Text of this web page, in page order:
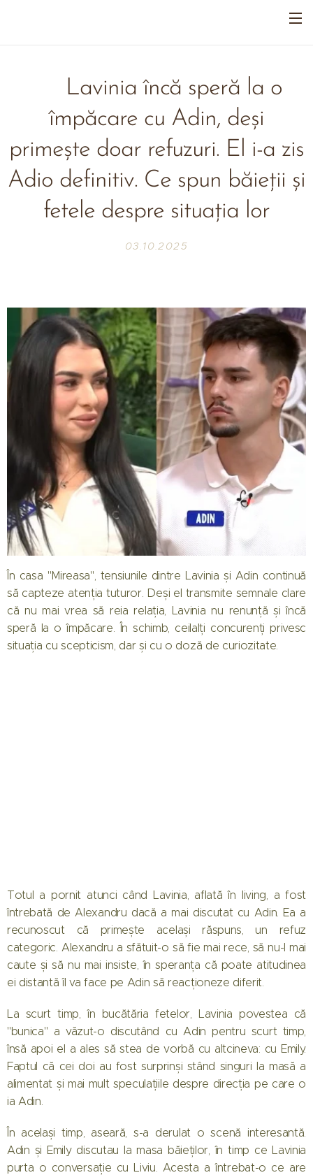
💔 Lavinia încă speră la o
împăcare cu Adin, deși
primește doar refuzuri. El i-a zis
Adio definitiv. Ce spun băieții și
fetele despre situația lor
03.10.2025
În casa "Mireasa", tensiunile dintre Lavinia și Adin continuă
să capteze atenția tuturor. Deși el transmite semnale clare
că nu mai vrea să reia relația, Lavinia nu renunță și încă
speră la o împăcare. În schimb, ceilalți concurenți privesc
situația cu scepticism, dar și cu o doză de curiozitate.
Totul a pornit atunci când Lavinia, aflată în living, a fost
întrebată de Alexandru dacă a mai discutat cu Adin. Ea a
recunoscut că primește același răspuns, un refuz
categoric. Alexandru a sfătuit-o să fie mai rece, să nu-l mai
caute și să nu mai insiste, în speranța că poate atitudinea
ei distantă îl va face pe Adin să reacționeze diferit.
La scurt timp, în bucătăria fetelor, Lavinia povestea că
"bunica" a văzut-o discutând cu Adin pentru scurt timp,
însă apoi el a ales să stea de vorbă cu altcineva: cu Emily.
Faptul că cei doi au fost surprinși stând singuri la masă a
alimentat și mai mult speculațiile despre direcția pe care o
ia Adin.
În același timp, aseară, s-a derulat o scenă interesantă.
Adin și Emily discutau la masa băieților, în timp ce Lavinia
purta o conversație cu Liviu. Acesta a întrebat-o ce are